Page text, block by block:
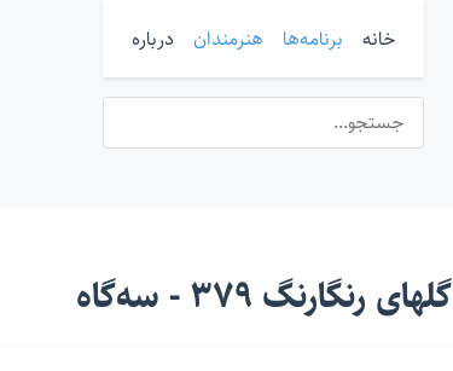
خانه برنامه‌ها هنرمندان درباره
گلهای رنگارنگ ۳۷۹ - سه‌گاه